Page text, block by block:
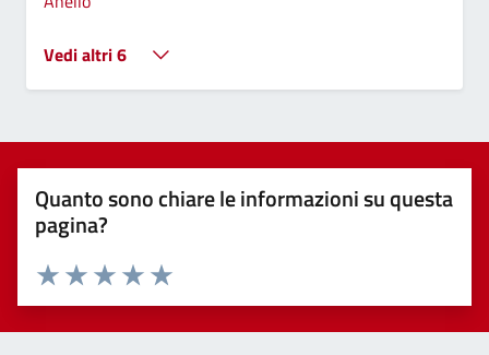
Vedi altri 6
Quanto sono chiare le informazioni su questa
pagina?
Valuta 5 stelle su 5
Valuta 4 stelle su 5
Valuta 3 stelle su 5
Valuta 2 stelle su 5
Valuta 1 stelle su 5